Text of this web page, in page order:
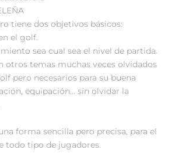
tiene dos objetivos básicos:
el golf.
sea cual sea el nivel de partida.
otros temas muchas veces olvidados
pero necesarios para su buena
equipación… sin olvidar la
forma sencilla pero precisa, para el
todo tipo de jugadores.